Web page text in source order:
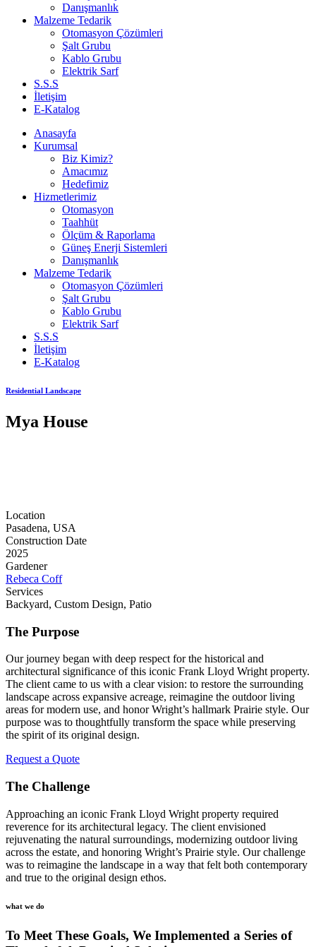
Danışmanlık
Malzeme Tedarik
Otomasyon Çözümleri
Şalt Grubu
Kablo Grubu
Elektrik Sarf
S.S.S
İletişim
E-Katalog
Anasayfa
Kurumsal
Biz Kimiz?
Amacımız
Hedefimiz
Hizmetlerimiz
Otomasyon
Taahhüt
Ölçüm & Raporlama
Güneş Enerji Sistemleri
Danışmanlık
Malzeme Tedarik
Otomasyon Çözümleri
Şalt Grubu
Kablo Grubu
Elektrik Sarf
S.S.S
İletişim
E-Katalog
Residential Landscape
Mya House
Location
Pasadena, USA
Construction Date
2025
Gardener
Rebeca Coff
Services
Backyard, Custom Design, Patio
The Purpose
Our journey began with deep respect for the historical and
architectural significance of this iconic Frank Lloyd Wright property.
The client came to us with a clear vision: to restore the surrounding
landscape across expansive acreage, reimagine the outdoor living
areas for modern use, and honor Wright’s hallmark Prairie style. Our
purpose was to thoughtfully transform the space while preserving
the spirit of its original design.
Request a Quote
The Challenge
Approaching an iconic Frank Lloyd Wright property required
reverence for its architectural legacy. The client envisioned
rejuvenating the natural surroundings, modernizing outdoor living
across the estate, and honoring Wright’s Prairie style. Our challenge
was to reimagine the landscape in a way that felt both contemporary
and true to the original design ethos.
what we do
To Meet These Goals, We Implemented a Series of